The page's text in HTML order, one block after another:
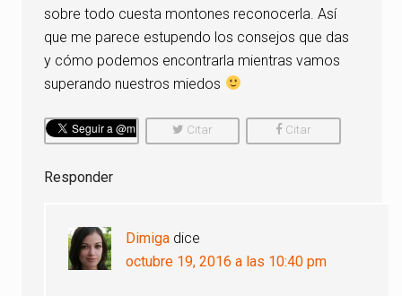
sobre todo cuesta montones reconocerla. Así
que me parece estupendo los consejos que das
y cómo podemos encontrarla mientras vamos
superando nuestros miedos
Citar
Comentario
Citar
Comentario
Responder
Dimiga dice
octubre 19, 2016 a las 10:40 pm